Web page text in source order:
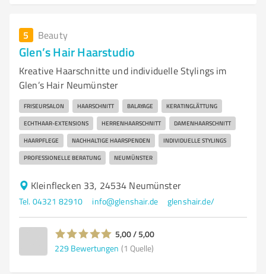
5 Beauty
Glen’s Hair Haarstudio
Kreative Haarschnitte und individuelle Stylings im
Glen’s Hair Neumünster
FRISEURSALON HAARSCHNITT BALAYAGE KERATINGLÄTTUNG
ECHTHAAR-EXTENSIONS HERRENHAARSCHNITT DAMENHAARSCHNITT
HAARPFLEGE NACHHALTIGE HAARSPENDEN INDIVIDUELLE STYLINGS
PROFESSIONELLE BERATUNG NEUMÜNSTER
Kleinflecken 33, 24534 Neumünster
Tel. 04321 82910 info@glenshair.de glenshair.de/
5,00 / 5,00
229 Bewertungen (1 Quelle)